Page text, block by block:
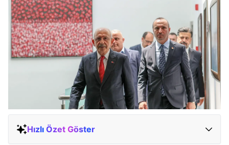
Hızlı Özet Göster